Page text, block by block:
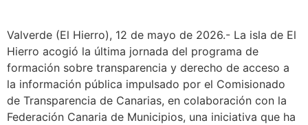
Valverde (El Hierro), 12 de mayo de 2026.- La isla de El
Hierro acogió la última jornada del programa de
formación sobre transparencia y derecho de acceso a
la información pública impulsado por el Comisionado
de Transparencia de Canarias, en colaboración con la
Federación Canaria de Municipios, una iniciativa que ha